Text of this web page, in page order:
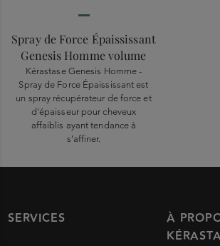
Spray de Force Épaississant
Genesis Homme volume
Kérastase Genesis Homme -
Spray de Force Épaississant est
un spray récupérateur de force et
d'épaisseur pour cheveux
affaiblis ayant tendance à
s’affiner.
SERVICES
À